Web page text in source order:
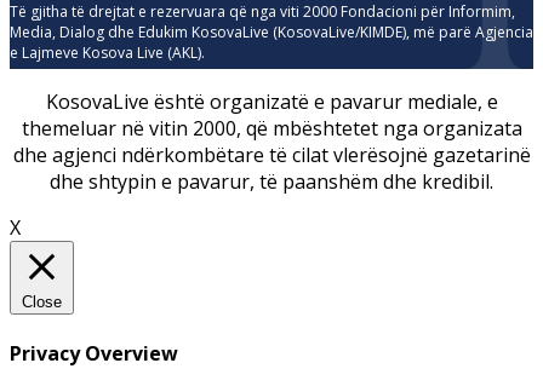
Të gjitha të drejtat e rezervuara që nga viti 2000 Fondacioni për Informim,
Media, Dialog dhe Edukim KosovaLive (KosovaLive/KIMDE), më parë Agjencia
e Lajmeve Kosova Live (AKL).
KosovaLive është organizatë e pavarur mediale, e
themeluar në vitin 2000, që mbështetet nga organizata
dhe agjenci ndërkombëtare të cilat vlerësojnë gazetarinë
dhe shtypin e pavarur, të paanshëm dhe kredibil.
X
Close
Privacy Overview